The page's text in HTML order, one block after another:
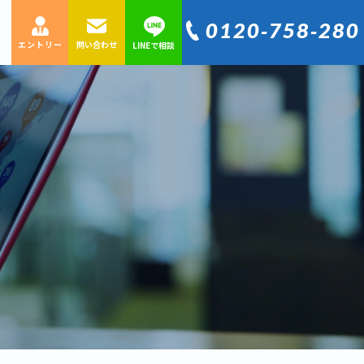
エントリー 問い合わせ LINEで相談
0120‐758‐280